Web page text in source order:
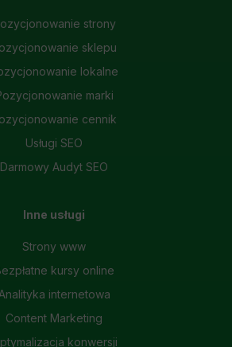
strony
sklepu
lokalne
marki
cennik
Usługi SEO
Darmowy Audyt SEO
Inne usługi
Strony www
kursy online
internetowa
Content Marketing
konwersji